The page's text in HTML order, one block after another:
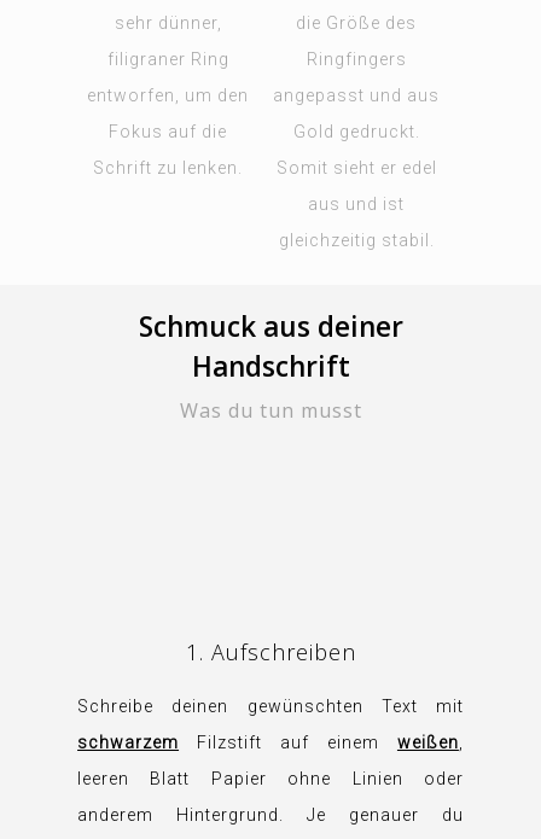
sehr dünner,
filigraner Ring
entworfen, um den
Fokus auf die
Schrift zu lenken.
die Größe des
Ringfingers
angepasst und aus
Gold gedruckt.
Somit sieht er edel
aus und ist
gleichzeitig stabil.
Schmuck aus deiner
Handschrift
Was du tun musst
1. Aufschreiben
Schreibe deinen gewünschten Text mit
schwarzem Filzstift auf einem weißen
leeren Blatt Papier ohne Linien oder
anderem Hintergrund. Je genauer du